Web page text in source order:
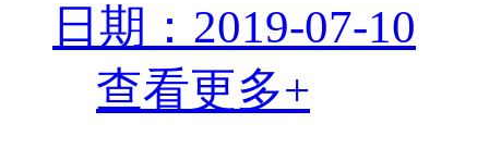
日期：2019-07-10
查看更多+